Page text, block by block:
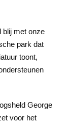
blij met onze
park dat
toont,
George
voor het